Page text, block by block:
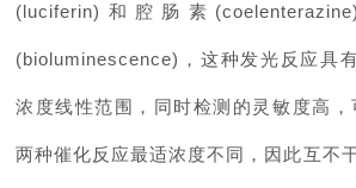
(luciferin) 和腔肠素 (coelenterazine)
(bioluminescence) ，这种发光反应具
浓度线性范围，同时检测的灵敏度高，
两种催化反应最适浓度不同，因此互不